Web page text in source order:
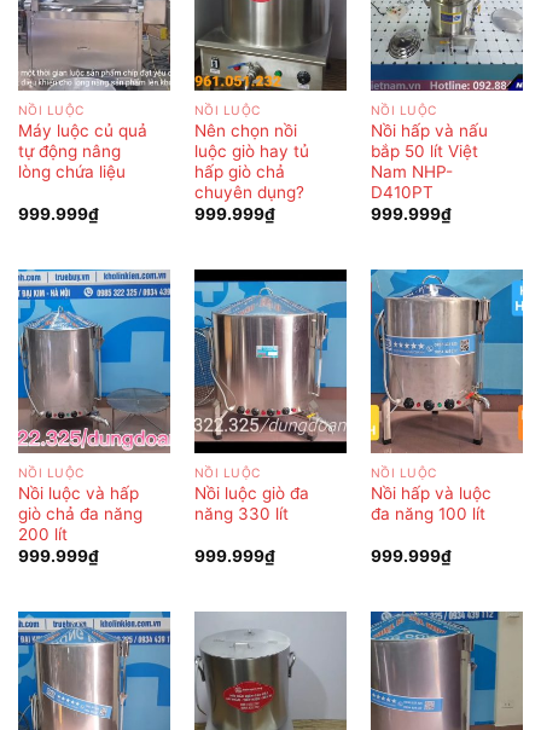
NỒI LUỘC
Máy luộc củ quả
tự động nâng
lòng chứa liệu
999.999₫
NỒI LUỘC
Nên chọn nồi
luộc giò hay tủ
hấp giò chả
chuyên dụng?
999.999₫
NỒI LUỘC
Nồi hấp và nấu
bắp 50 lít Việt
Nam NHP-
D410PT
999.999₫
NỒI LUỘC
Nồi luộc và hấp
giò chả đa năng
200 lít
999.999₫
NỒI LUỘC
Nồi luộc giò đa
năng 330 lít
999.999₫
NỒI LUỘC
Nồi hấp và luộc
đa năng 100 lít
999.999₫